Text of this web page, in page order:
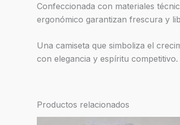
Confeccionada con materiales
ergonómico garantizan frescura y
Una camiseta que simboliza el
con elegancia y espíritu competitivo.
Productos relacionados